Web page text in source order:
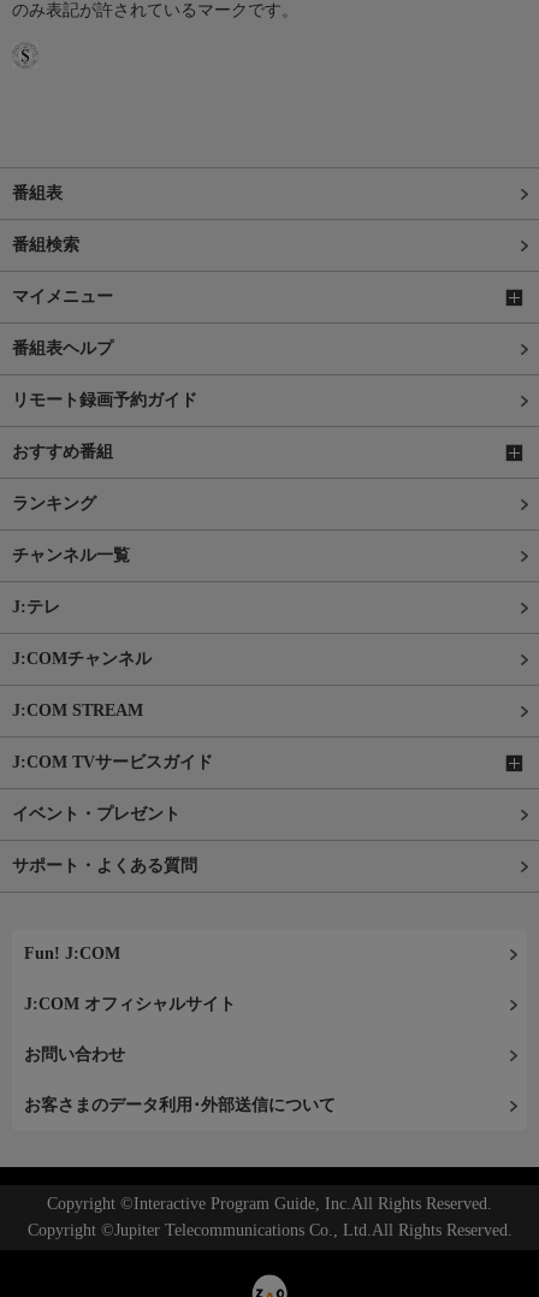
のみ表記が許されているマークです。
番組表
番組検索
マイメニュー
番組表ヘルプ
リモート録画予約ガイド
おすすめ番組
ランキング
チャンネル一覧
J:テレ
J:COMチャンネル
J:COM STREAM
J:COM TVサービスガイド
イベント・プレゼント
サポート・よくある質問
Fun! J:COM
J:COM オフィシャルサイト
お問い合わせ
お客さまのデータ利用･外部送信について
Copyright ©Interactive Program Guide, Inc.All Rights Reserved.
Copyright ©Jupiter Telecommunications Co., Ltd.All Rights Reserved.